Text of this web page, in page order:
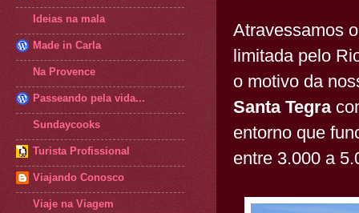
Atravessamos
limitada pelo
o motivo da
Santa Tegra
entorno que
entre 3.000 a
Ideias na mala
Made in Carla
Na Provence
Passeando pela vida...
Sundaycooks
Turista Profissional
Viajando Conosco
Viaje na Viagem